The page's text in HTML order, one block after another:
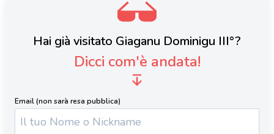
Hai già visitato Giaganu Dominigu III°?
Dicci com'è andata!
Email (non sarà resa pubblica)